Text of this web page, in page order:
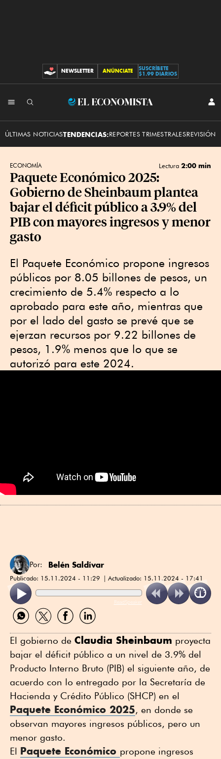
CONTRIBUCIONES
NEWSLETTER ANÚNCIATE
SUSCRÍBETE
$1.99 DIARIOS
El
ÚLTIMAS NOTICIASTENDENCIAS:REPORTES TRIMESTRALESREVISIÓN
ECONOMÍA Lectura 2:00 min
Paquete Económico 2025:
Gobierno de Sheinbaum plantea
bajar el déficit público a 3.9% del
PIB con mayores ingresos y menor
gasto
El Paquete Económico propone ingresos
públicos por 8.05 billones de pesos, un
crecimiento de 5.4% respecto a lo
aprobado para este año, mientras que
por el lado del gasto se prevé que se
ejerzan recursos por 9.22 billones de
pesos, 1.9% menos que lo que se
autorizó para este 2024.
Por: Belén Saldívar
Publicado: 15.11.2024 - 11:29 Actualizado: 15.11.2024 - 17:41
ReadSpeaker
Compartir
por
Compartir
por
Compartir
por
Compartir
por
El gobierno de Claudia Sheinbaum proyecta
bajar el déficit público a un nivel de 3.9% del
Producto Interno Bruto (PIB) el siguiente año, de
acuerdo con lo entregado por la Secretaría de
Hacienda y Crédito Público (SHCP) en el
Paquete Económico 2025, en donde se
observan mayores ingresos públicos, pero un
menor gasto.
El Paquete Económico propone ingresos